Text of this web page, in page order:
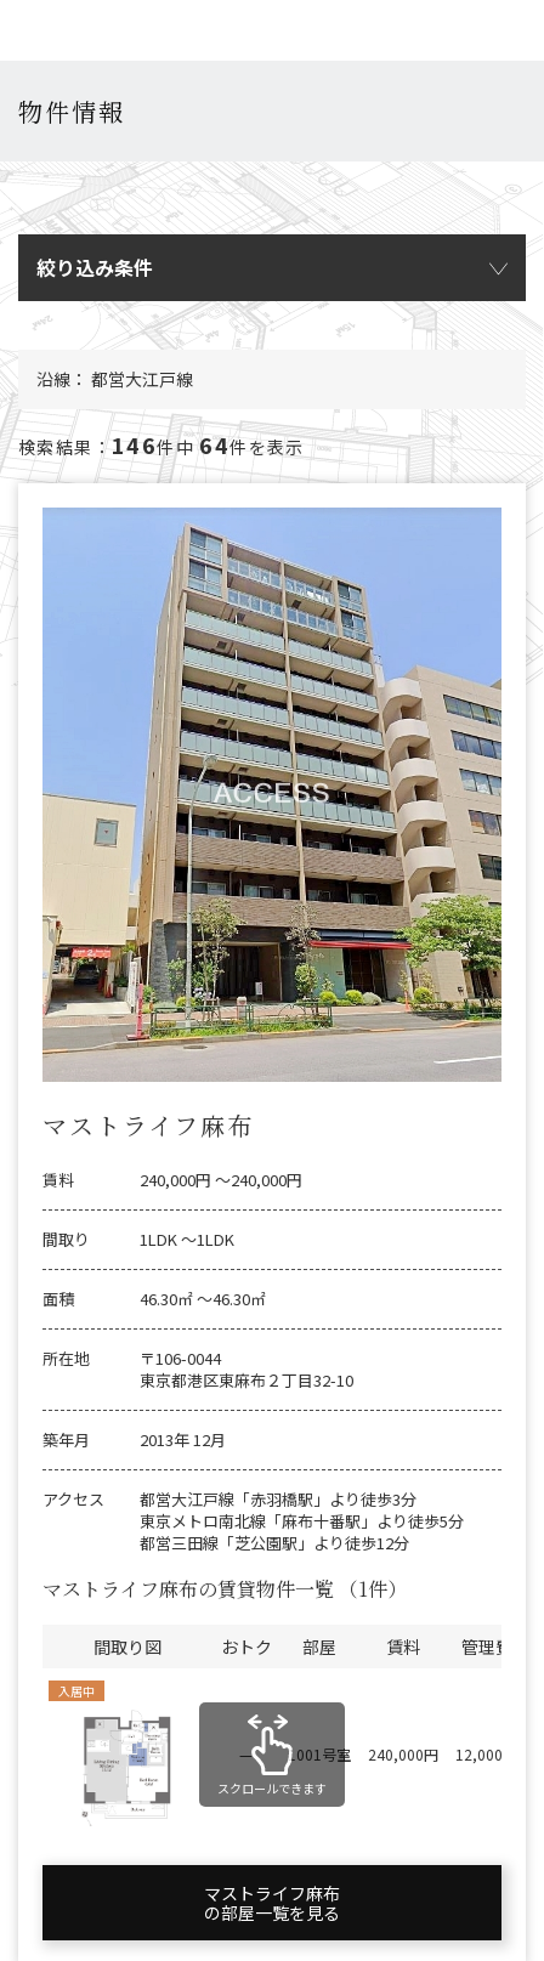
物件情報
絞り込み条件
沿線： 都営大江戸線
検索結果：146件中64件を表示
マストライフ麻布
賃料 240,000円 〜240,000円
間取り 1LDK 〜1LDK
面積 46.30㎡ 〜46.30㎡
所在地
〒106-0044
東京都港区東麻布２丁目32-10
築年月 2013年 12月
アクセス
都営大江戸線「赤羽橋駅」より徒歩3分
東京メトロ南北線「麻布十番駅」より徒歩5分
都営三田線「芝公園駅」より徒歩12分
マストライフ麻布の賃貸物件一覧 （1件）
間取り図 おトク 部屋 賃料 管理費
入居中
— 1001号室 240,000円 12,000円
スクロールできます
マストライフ麻布
の部屋一覧を⾒る